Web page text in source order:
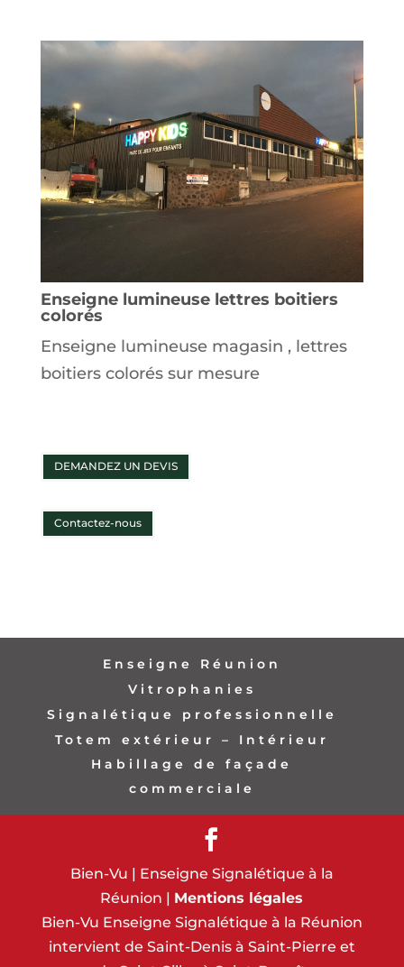
Enseigne lumineuse lettres boitiers
colorés
Enseigne lumineuse magasin , lettres
boitiers colorés sur mesure
DEMANDEZ UN DEVIS
Contactez-nous
Enseigne Réunion
Vitrophanies
Signalétique professionnelle
Totem extérieur – Intérieur
Habillage de façade
commerciale
Bien-Vu | Enseigne Signalétique à la
Réunion | Mentions légales
Bien-Vu Enseigne Signalétique à la Réunion
intervient de Saint-Denis à Saint-Pierre et